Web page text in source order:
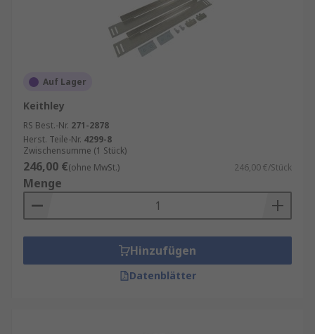
Auf Lager
Keithley
RS Best.-Nr. 271-2878
Herst. Teile-Nr. 4299-8
Zwischensumme (1 Stück)
246,00 €(ohne MwSt.) 246,00 €/Stück
Menge
Hinzufügen
Datenblätter